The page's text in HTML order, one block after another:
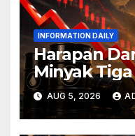
INFORMATION DAILY
Harapan
Minyak
AUG 5, 2026